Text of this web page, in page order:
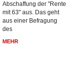
Abschaffung der "Rente
mit 63" aus. Das geht
aus einer Befragung
des
MEHR